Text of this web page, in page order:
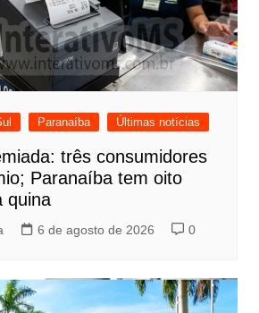
Paranaíba Últimas notícias
três consumidores
Paranaíba tem oito
quina
6 de agosto de 2026 0